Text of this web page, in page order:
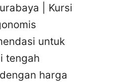
| Kursi
untuk
tengah
harga